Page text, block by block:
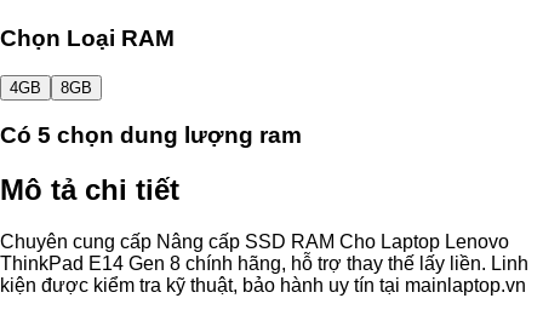
Chọn Loại RAM
4GB 8GB
Có 5 chọn dung lượng ram
Mô tả chi tiết
Chuyên cung cấp Nâng cấp SSD RAM Cho Laptop Lenovo
ThinkPad E14 Gen 8 chính hãng, hỗ trợ thay thế lấy liền. Linh
kiện được kiểm tra kỹ thuật, bảo hành uy tín tại mainlaptop.vn